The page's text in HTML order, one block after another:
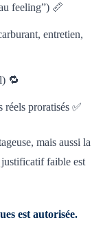
feeling”) 📏
entretien,
🔁
proratisés ✅
mais aussi la
faible est
est autorisée.